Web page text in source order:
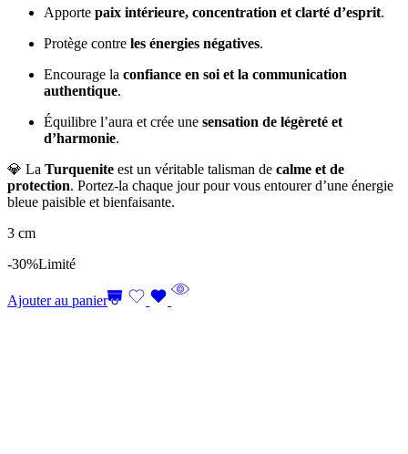
Apporte paix intérieure, concentration et clarté d’esprit.
Protège contre les énergies négatives.
Encourage la confiance en soi et la communication
authentique.
Équilibre l’aura et crée une sensation de légèreté et
d’harmonie.
💎 La Turquenite est un véritable talisman de calme et de
protection. Portez-la chaque jour pour vous entourer d’une énergie
bleue paisible et bienfaisante.
3 cm
-30%Limité
Ajouter au panier